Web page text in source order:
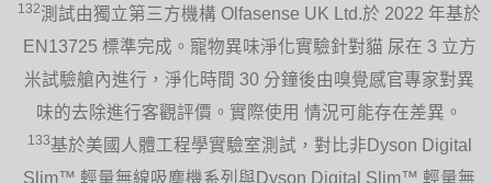
132測試由獨立第三方機構 Olfasense UK Ltd.於 2022 年基於
EN13725 標準完成。寵物異味淨化實驗針對貓 尿在 3 立方
米試驗艙內進行，淨化時間 30 分鐘後由嗅覺感官專家對異
味的去除進行客觀評價。實際使用 情況可能存在差異。
133基於美國人體工程學實驗室測試，對比非Dyson Digital
Slim™ 輕量無線吸塵機系列與Dyson Digital Slim™ 輕量無